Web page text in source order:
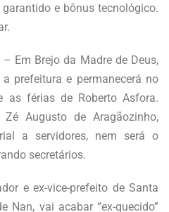
e bônus tecnológico.
– Em Brejo da Madre de Deus,
prefeitura e permanecerá no
as férias de Roberto Asfora.
Augusto de Aragãozinho,
a servidores, nem será o
secretários.
e ex-vice-prefeito de Santa
Nan, vai acabar “ex-quecido”